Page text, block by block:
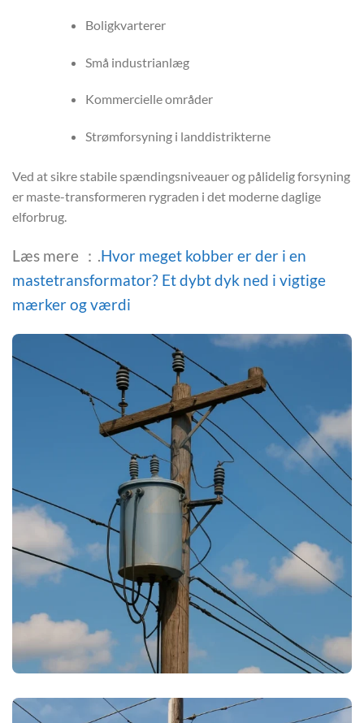
Boligkvarterer
Små industrianlæg
Kommercielle områder
Strømforsyning i landdistrikterne
Ved at sikre stabile spændingsniveauer og pålidelig forsyning
er maste-transformeren rygraden i det moderne daglige
elforbrug.
Læs mere ：.Hvor meget kobber er der i en
mastetransformator? Et dybt dyk ned i vigtige
mærker og værdi